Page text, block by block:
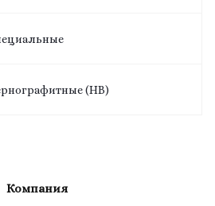
(HB)
Компания